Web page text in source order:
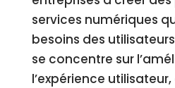
services numériques
besoins des
se concentre sur
l’expérience